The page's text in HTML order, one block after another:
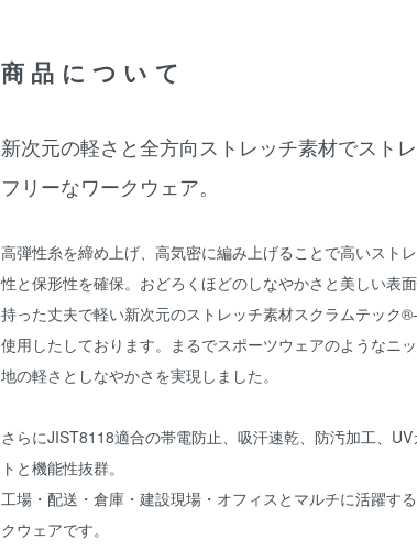
商品について
新次元の軽さと全方向ストレッチ素材でスト
フリーなワークウェア。
高弾性糸を締め上げ、高気密に編み上げることで高いスト
性と保形性を確保。おどろくほどのしなやかさと美しい表
持った丈夫で軽い新次元のストレッチ素材スクラムテック
使用したしております。まるでスポーツウェアのようなニ
地の軽さとしなやかさを実現しました。
さらにJIST8118適合の帯電防止、吸汗速乾、防汚加工、UV
トと機能性抜群。
工場・配送・倉庫・建設現場・オフィスとマルチに活躍す
クウェアです。